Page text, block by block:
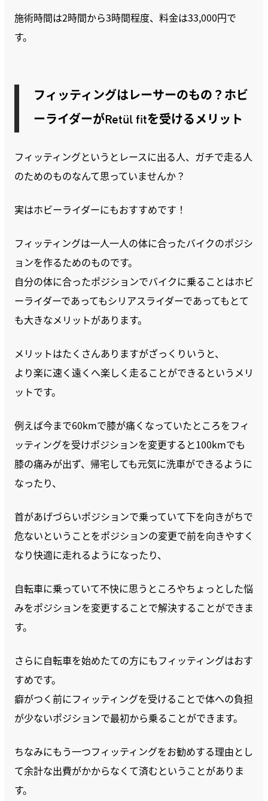
施術時間は2時間から3時間程度、料金は33,000円で
す。
フィッティングはレーサーのもの？ホビ
ーライダーがRetül fitを受けるメリット
フィッティングというとレースに出る人、ガチで走る人
のためのものなんて思っていませんか？
実はホビーライダーにもおすすめです！
フィッティングは一人一人の体に合ったバイクのポジシ
ョンを作るためのものです。
自分の体に合ったポジションでバイクに乗ることはホビ
ーライダーであってもシリアスライダーであってもとて
も大きなメリットがあります。
メリットはたくさんありますがざっくりいうと、
より楽に速く遠くへ楽しく走ることができるというメリ
ットです。
例えば今まで60kmで膝が痛くなっていたところをフィ
ッティングを受けポジションを変更すると100kmでも
膝の痛みが出ず、帰宅しても元気に洗車ができるように
なったり、
首があげづらいポジションで乗っていて下を向きがちで
危ないということをポジションの変更で前を向きやすく
なり快適に走れるようになったり、
自転車に乗っていて不快に思うところやちょっとした悩
みをポジションを変更することで解決することができま
す。
さらに自転車を始めたての方にもフィッティングはおす
すめです。
癖がつく前にフィッティングを受けることで体への負担
が少ないポジションで最初から乗ることができます。
ちなみにもう一つフィッティングをお勧めする理由とし
て余計な出費がかからなくて済むということがありま
す。